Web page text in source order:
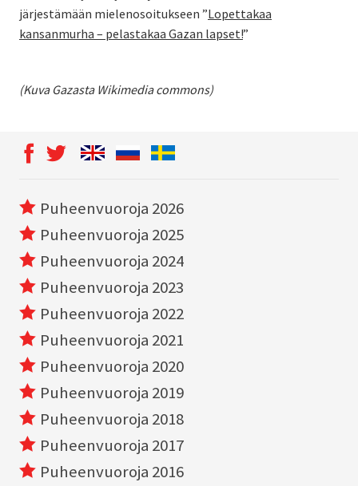
järjestämään mielenosoitukseen ”Lopettakaa
kansanmurha – pelastakaa Gazan lapset!”
(Kuva Gazasta Wikimedia commons)
Puheenvuoroja 2026
Puheenvuoroja 2025
Puheenvuoroja 2024
Puheenvuoroja 2023
Puheenvuoroja 2022
Puheenvuoroja 2021
Puheenvuoroja 2020
Puheenvuoroja 2019
Puheenvuoroja 2018
Puheenvuoroja 2017
Puheenvuoroja 2016